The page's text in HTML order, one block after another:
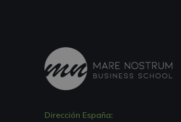
Dirección España: